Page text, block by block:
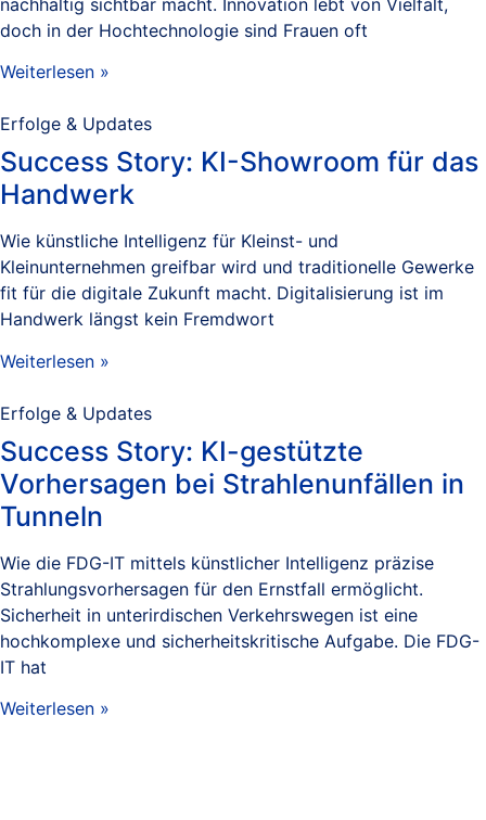
nachhaltig sichtbar macht. Innovation lebt von Vielfalt,
doch in der Hochtechnologie sind Frauen oft
Weiterlesen »
Erfolge & Updates
Success Story: KI-Showroom für das
Handwerk
Wie künstliche Intelligenz für Kleinst- und
Kleinunternehmen greifbar wird und traditionelle Gewerke
fit für die digitale Zukunft macht. Digitalisierung ist im
Handwerk längst kein Fremdwort
Weiterlesen »
Erfolge & Updates
Success Story: KI-gestützte
Vorhersagen bei Strahlenunfällen in
Tunneln
Wie die FDG-IT mittels künstlicher Intelligenz präzise
Strahlungsvorhersagen für den Ernstfall ermöglicht.
Sicherheit in unterirdischen Verkehrswegen ist eine
hochkomplexe und sicherheitskritische Aufgabe. Die FDG-
IT hat
Weiterlesen »